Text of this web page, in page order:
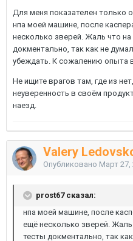
Для меня показателен только
нпа моей машине, после
несколько зверей. Жаль что
докментально, так как не
убеждать. К сожалению опыта
Не ищите врагов там, где из
неуверенность в своём
наезд.
Valery
Опубликовано Март 27,
prost67 сказал:
нпа моей машине, после
ещё несколько зверей.
тесты докментально, так